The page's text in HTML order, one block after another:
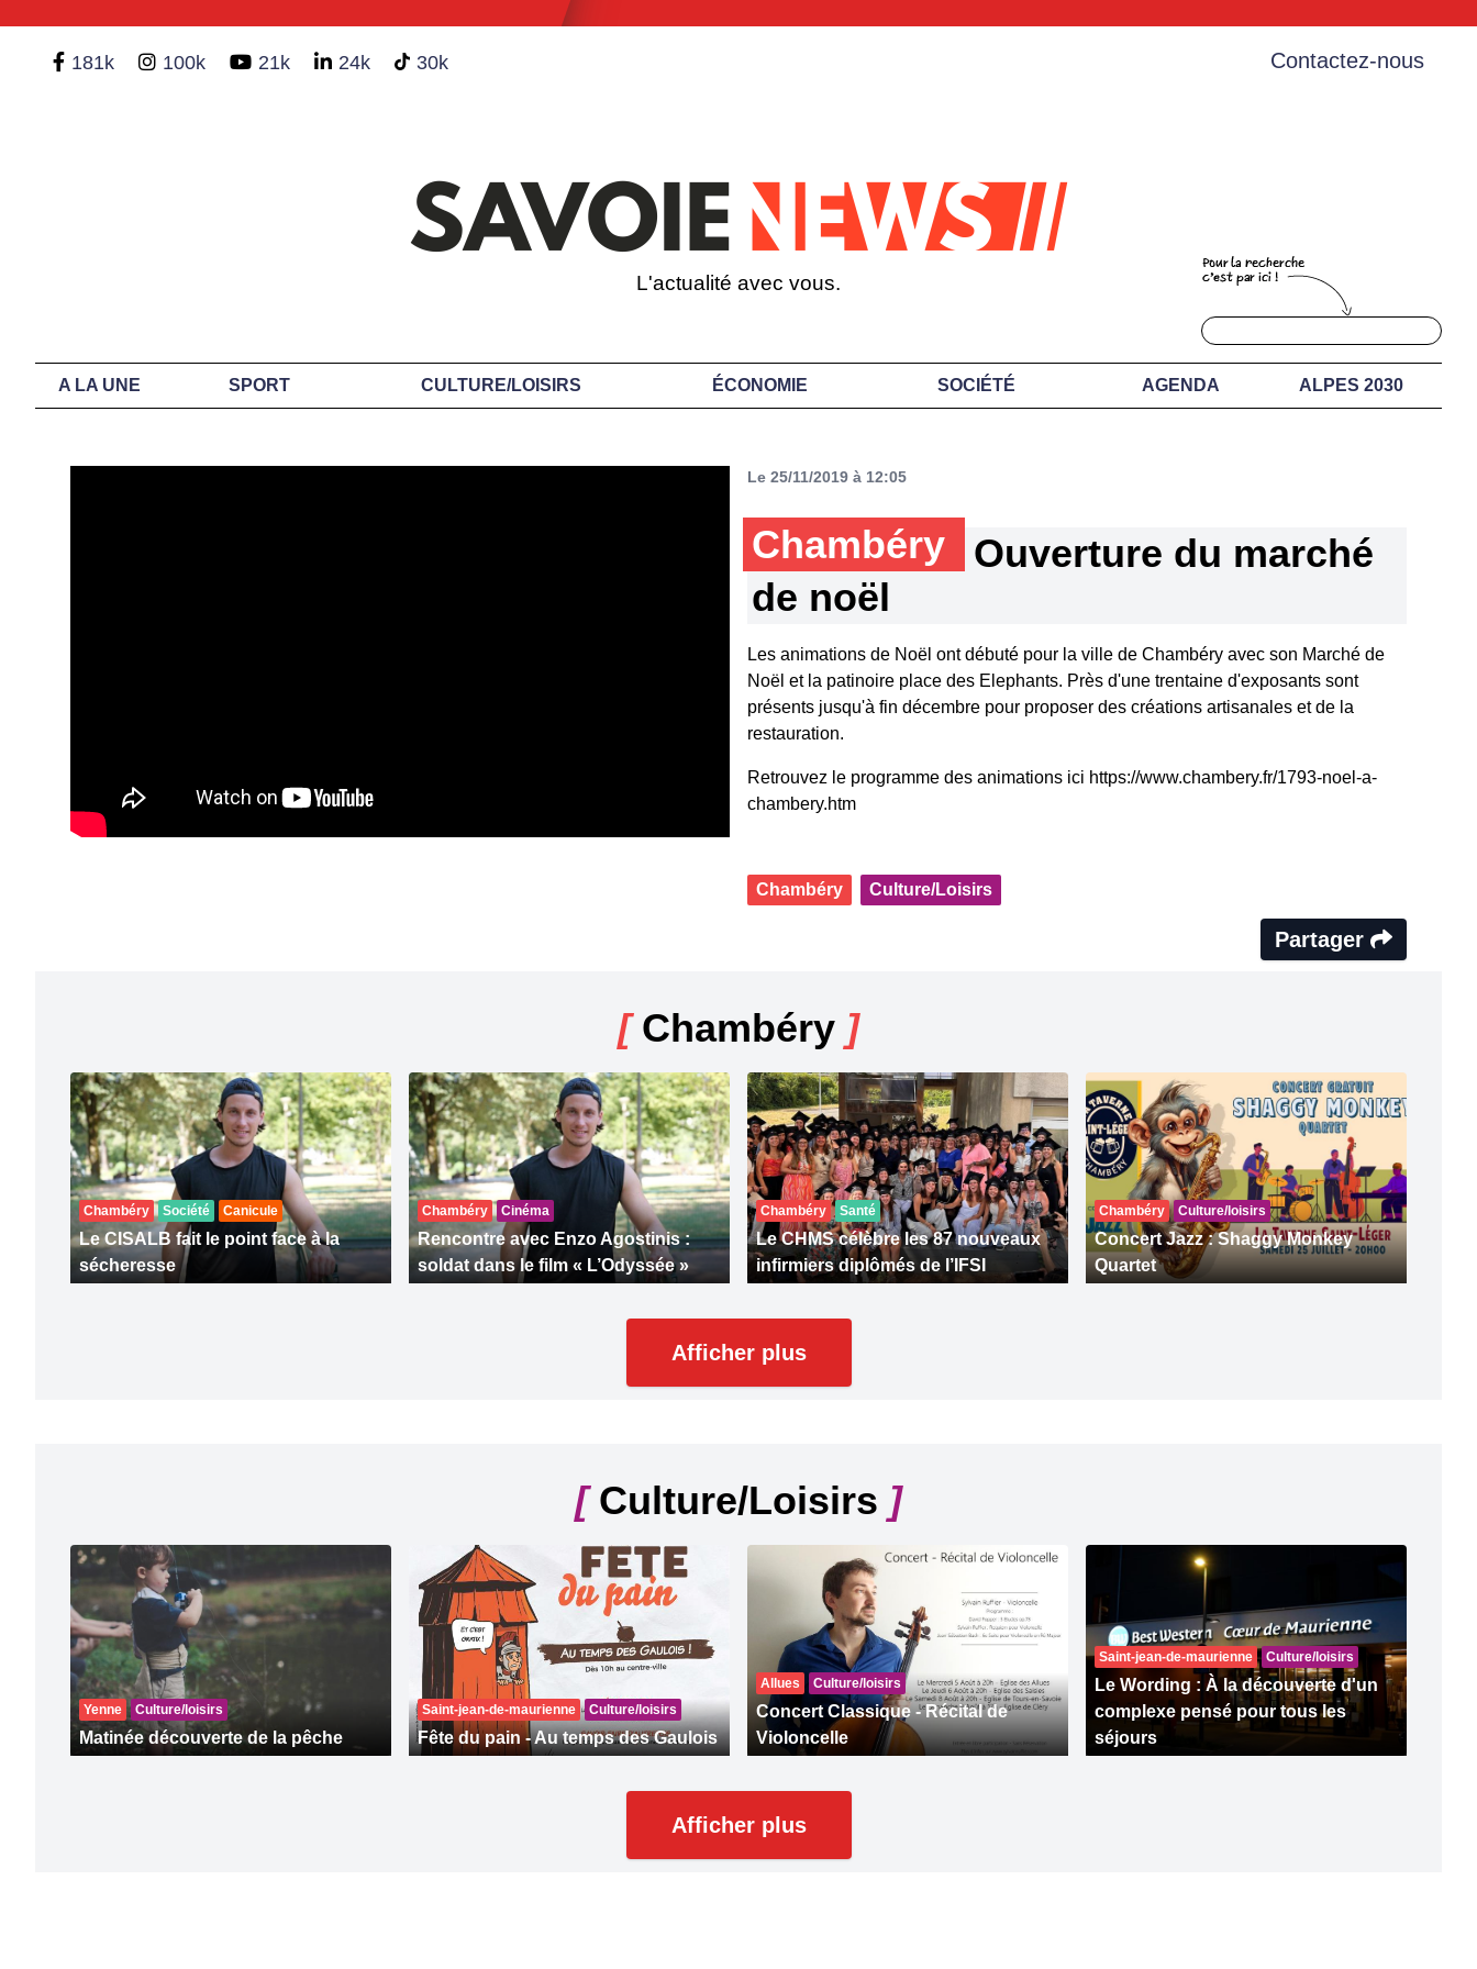
181k 100k 21k 24k 30k Contactez-nous
L'actualité avec vous.
A LA UNE SPORT CULTURE/LOISIRS ÉCONOMIE SOCIÉTÉ AGENDA ALPES 2030
Le 25/11/2019 à 12:05
Chambéry
Ouverture du marché
de noël
Les animations de Noël ont débuté pour la ville de Chambéry avec son Marché de
Noël et la patinoire place des Elephants. Près d'une trentaine d'exposants sont
présents jusqu'à fin décembre pour proposer des créations artisanales et de la
restauration.
Retrouvez le programme des animations ici https://www.chambery.fr/1793-noel-a-
chambery.htm
Chambéry Culture/Loisirs
Partager
[Chambéry ]
Chambéry Société Canicule
Le CISALB fait le point face à la
sécheresse
Chambéry Cinéma
Rencontre avec Enzo Agostinis :
soldat dans le film « L’Odyssée »
Chambéry Santé
Le CHMS célèbre les 87 nouveaux
infirmiers diplômés de l’IFSI
Chambéry Culture/loisirs
Concert Jazz : Shaggy Monkey
Quartet
Afficher plus
[Culture/Loisirs ]
Yenne Culture/loisirs
Matinée découverte de la pêche
Saint-jean-de-maurienne Culture/loisirs
Fête du pain - Au temps des Gaulois
Allues Culture/loisirs
Concert Classique - Récital de
Violoncelle
Saint-jean-de-maurienne Culture/loisirs
Le Wording : À la découverte d'un
complexe pensé pour tous les
séjours
Afficher plus